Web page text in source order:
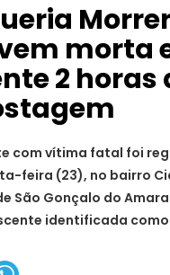
morta
2 horas
com vítima fatal foi
feira (23), no bairro
São Gonçalo do
identificada como